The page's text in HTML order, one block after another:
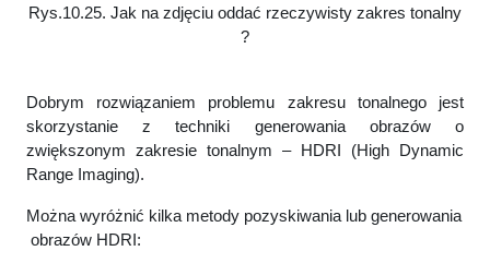
Rys.10.25. Jak na zdjęciu oddać rzeczywisty zakres tonalny
?
Dobrym rozwiązaniem problemu zakresu tonalnego jest
skorzystanie z techniki generowania obrazów o
zwiększonym zakresie tonalnym – HDRI (High Dynamic
Range Imaging).
Można wyróżnić kilka metody pozyskiwania lub generowania
obrazów HDRI: